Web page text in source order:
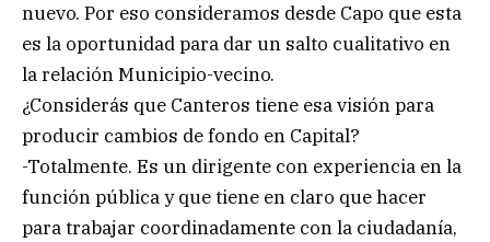
nuevo. Por eso consideramos desde Capo que esta
es la oportunidad para dar un salto cualitativo en
la relación Municipio-vecino.
¿Considerás que Canteros tiene esa visión para
producir cambios de fondo en Capital?
-Totalmente. Es un dirigente con experiencia en la
función pública y que tiene en claro que hacer
para trabajar coordinadamente con la ciudadanía,